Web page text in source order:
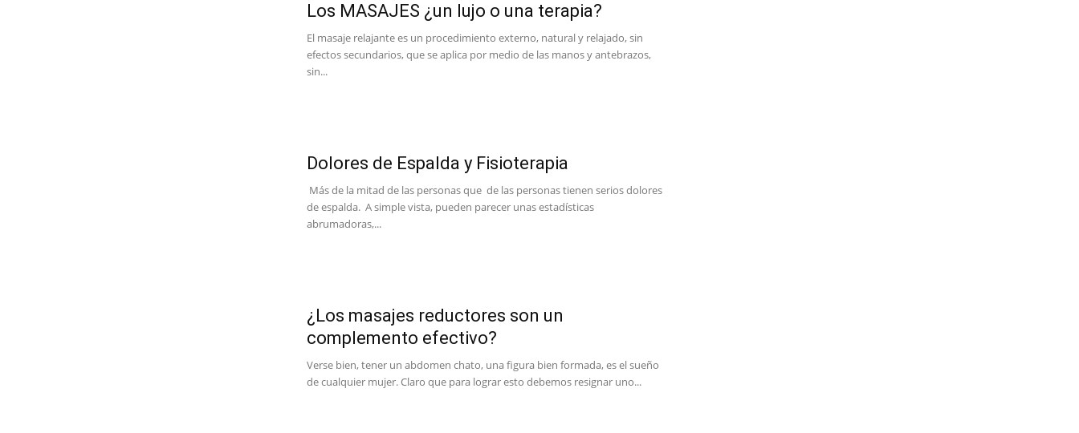
Los MASAJES ¿un lujo o una terapia?
El masaje relajante es un procedimiento externo, natural y relajado, sin
efectos secundarios, que se aplica por medio de las manos y antebrazos,
sin...
Dolores de Espalda y Fisioterapia
Más de la mitad de las personas que de las personas tienen serios dolores
de espalda. A simple vista, pueden parecer unas estadísticas
abrumadoras,...
¿Los masajes reductores son un
complemento efectivo?
Verse bien, tener un abdomen chato, una figura bien formada, es el sueño
de cualquier mujer. Claro que para lograr esto debemos resignar uno...